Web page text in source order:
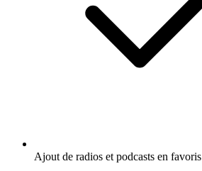
Ajout de radios et podcasts en favoris